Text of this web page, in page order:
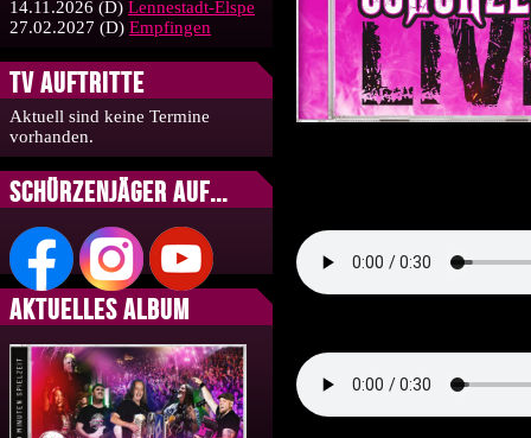
14.11.2026 (D) Lennestadt-Elspe
27.02.2027 (D) Empfingen
TV Auftritte
Aktuell sind keine Termine
vorhanden.
Schürzenjäger auf...
Aktuelles Album